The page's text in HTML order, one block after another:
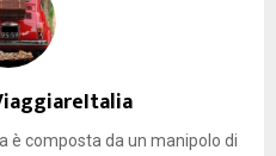
è composta da un manipolo di